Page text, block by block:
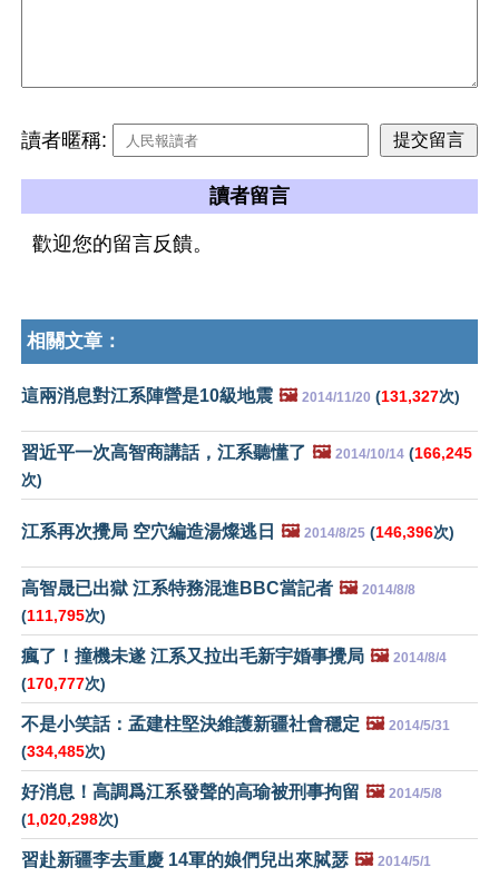
讀者暱稱:
讀者留言
歡迎您的留言反饋。
相關文章：
這兩消息對江系陣營是10級地震 🖼️ 2014/11/20 (131,327次)
習近平一次高智商講話，江系聽懂了 🖼️ 2014/10/14 (166,245
次)
江系再次攪局 空穴編造湯燦逃日 🖼️ 2014/8/25 (146,396次)
高智晟已出獄 江系特務混進BBC當記者 🖼️ 2014/8/8
(111,795次)
瘋了！撞機未遂 江系又拉出毛新宇婚事攪局 🖼️ 2014/8/4
(170,777次)
不是小笑話：孟建柱堅決維護新疆社會穩定 🖼️ 2014/5/31
(334,485次)
好消息！高調爲江系發聲的高瑜被刑事拘留 🖼️ 2014/5/8
(1,020,298次)
習赴新疆李去重慶 14軍的娘們兒出來脦瑟 🖼️ 2014/5/1